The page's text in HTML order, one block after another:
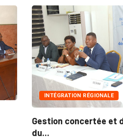
INTÉGRATION RÉGIONALE
Gestion concertée et
du...